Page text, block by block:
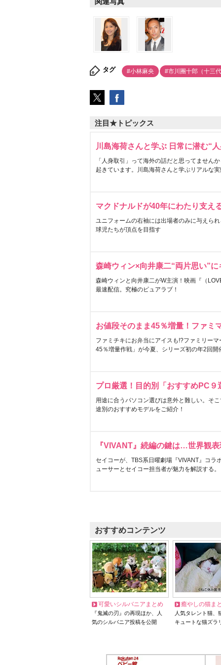
タグ #小林麻央 #市川團十郎（十三
注目★トピックス
川島海荷さんと学ぶ 日常に潜む“
「人身取引」って海外の話だと思ってません
起きています。川島海荷さんと学ぶリアルな
マクドナルドが40年にわたり支え
ユニフォームの右袖には出場者のみに与えら
球児たちが頂点を目指す
森崎ウィン×向井康二“両片思い”
森崎ウィンと向井康二がW主演！映画『（
最速配信。究極のピュアラブ！
お値段そのまま45％増量！ファミ
ファミチキにお弁当にアイスも!?ファミリー
45％増量作戦」が今夏、シリーズ初の年2回開
プロ厳選！目的別「おすすめPC９
用途に合うパソコン選びは意外と難しい。そ
途別のおすすめモデルをご紹介！
『VIVANT』続編の鍵は…世界観
セイコーが、TBS系日曜劇場『VIVANT』コラ
ューサーとセイコー担当者が魅力を解説する。
おすすめコンテンツ
可愛いシルバニアまとめ
『鬼滅の刃』の再現ほか、人
気のシルバニア投稿を公開
癒やしの猫ま
人気タレント猫
キュートな猫ズラ